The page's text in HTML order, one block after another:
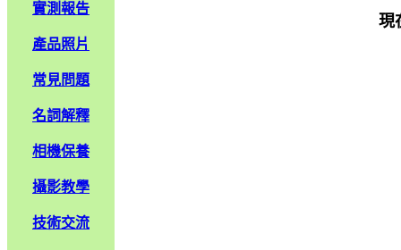
實測報告
產品照片
常見問題
名詞解釋
相機保養
攝影教學
技術交流
現